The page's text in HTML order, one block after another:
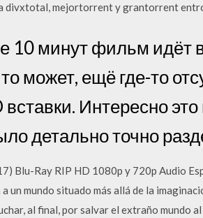
divxtotal, mejortorrent y grantorrent
10 минут фильм идёт
может, ещё где-то
Интересно
детально точно
Blu-Ray RIP HD 1080p y 720p Audio
un mundo situado más allá de la
al final, por salvar el extraño mundo